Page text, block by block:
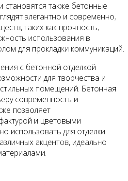
также бетонные
элегантно и современно,
таких как прочность,
использования в
для прокладки коммуникаций.
с бетонной отделкой
для творчества и
помещений. Бетонная
современность и
позволяет
и цветовыми
использовать для отделки
акцентов, идеально